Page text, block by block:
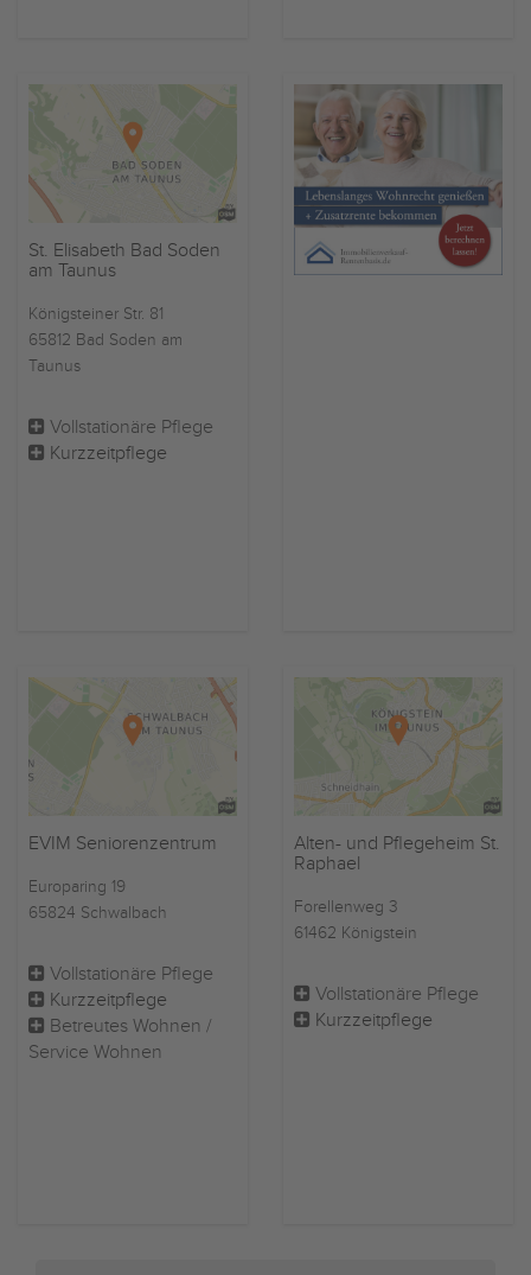
St. Elisabeth Bad Soden
am Taunus
Königsteiner Str. 81
65812 Bad Soden am
Taunus
Vollstationäre Pflege
Kurzzeitpflege
EVIM Seniorenzentrum
Europaring 19
65824 Schwalbach
Vollstationäre Pflege
Kurzzeitpflege
Betreutes Wohnen /
Service Wohnen
Alten- und Pflegeheim St.
Raphael
Forellenweg 3
61462 Königstein
Vollstationäre Pflege
Kurzzeitpflege